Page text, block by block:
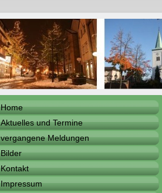
Home
Aktuelles und Termine
vergangene Meldungen
Bilder
Kontakt
Impressum